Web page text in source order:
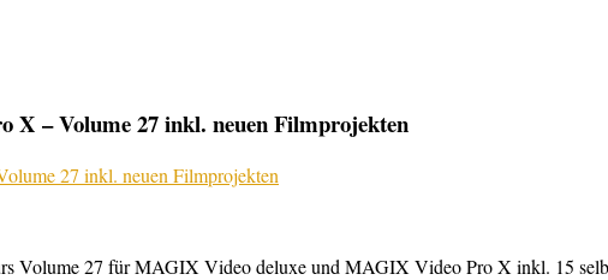
X – Volume 27 inkl. neuen Filmprojekten
Volume 27 für MAGIX Video deluxe und MAGIX Video Pro X inkl. 15